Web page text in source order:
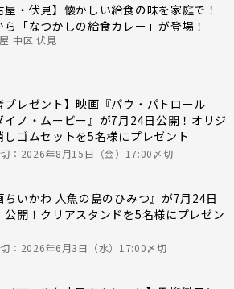
屋・伏見】懐かしい給食の味を家庭で！
ら「なつかしの給食カレー」が登場！
中区 伏見
プレゼント】映画『パウ・パトロール
イノ・ムービー』が7月24日公開！オリジ
しゴムセットを5名様にプレゼント
：2026年8月15日（金）17:00〆切
ちいかわ 人魚の島のひみつ』が7月24日
公開！クリアスタンドを5名様にプレゼン
：2026年6月3日（水）17:00〆切